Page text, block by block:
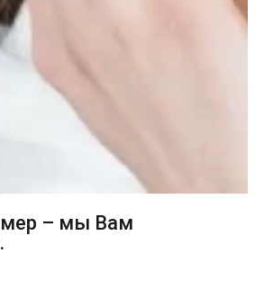
– мы Вам